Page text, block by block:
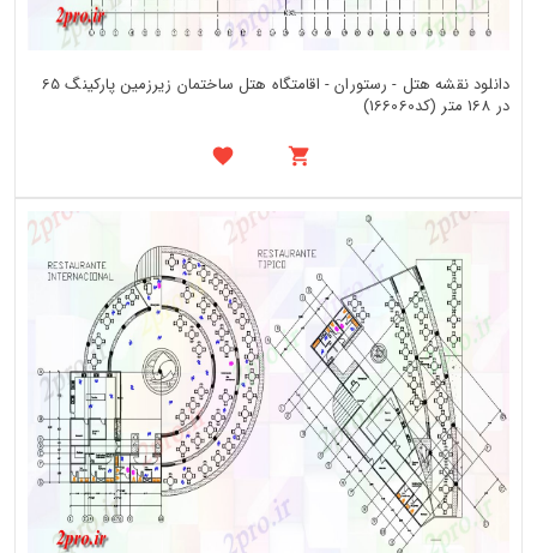
دانلود نقشه هتل - رستوران - اقامتگاه هتل ساختمان زیرزمین پارکینگ 65
در 168 متر (کد166060)